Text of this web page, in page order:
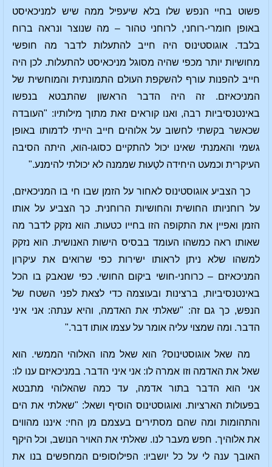
פשוט בחיי הנפש שלו בלא שיעפיל ממה שיש למניכאיסט
באופן חומרי-רוחני, לרוחני טהור – מה שנוצר ונראה ברוח
בלבד. אוגוסטינוס היה חייב להתעלות לדבר מה חופשי
מחושיות יותר מכפי שהיה מסוגל מניכאיסט להתעלות. לכן היה
חייב להפנות עורף להשקפת העולם התמונתית והמוחשית של
המניכאיזם. זה היה הדבר הראשון שהתבטא בנפשו
באינטנסיביות רבה, ואנו קוראים זאת מתוך מילותיו: "העובדה
שכאשר בקשתי לחשוב על אלוהים חייב הייתי לדמותו באופן
גשמי והאמנתי שאינו יכול להתקיים כסוגו-הוא, היתה הסיבה
העיקרית וכמעט היחידה לטָעוּת שממנה לא יכולתי להימנע."
כך הצביע אוגוסטינוס לאחור על הזמן שבו חי בו המניכאיזם,
על רוחניותו החושית והחושיות הרוחנית. כך הצביע על אותו
הזמן ואפיין את התקופה הזו בחייו כטעות. הוא נזקק לדבר מה
שאותו ראה כמשהו העומד בבסיס הישות האנושית. הוא נזקק
למשהו שלא ניתן לראותו ישירות כפי שרואים את עיקרון
המניכאיזם – כרוחני-חושי ביקום החושי. כפי שנאבק בו הכל
באינטנסיביות, ברצינות ובעוצמה כדי לצאת לפני השטח של
הנפש, כך גם זה: "שאלתי את האדמה, והיא ענתה: אני איני
הדבר. ומה שמצוי עליה אומר על עצמו אותו דבר."
מה שאל אוגוסטינוס? הוא שאל מהו האלוהי הממשי. הוא
שאל את האדמה וזו אמרה לו: אני איני הדבר. במניכאיזם ענו לו:
אני הוא הדבר בתור אדמה, עד כמה שהאלוהי מתבטא
בפעולות הארציות. ואוגוסטינוס הוסיף ושאל: "שאלתי את הים
והתהומות ומה שהם מסתירים בעצמם מן החי: איננו מהווים
את אלוהיך. חפש מעבר לנו. שאלתי את האויר הנושב, וכל היקף
האובך ענה לי על כל יושביו: הפילוסופים המחפשים בנו את